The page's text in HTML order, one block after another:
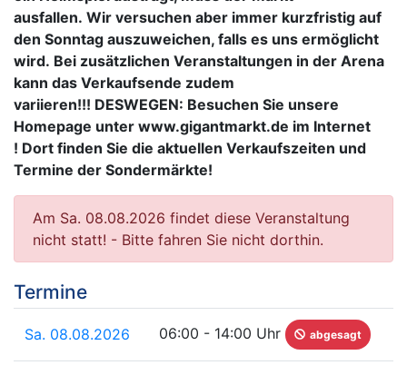
ausfallen. Wir versuchen aber immer kurzfristig auf
den Sonntag auszuweichen, falls es uns ermöglicht
wird. Bei zusätzlichen Veranstaltungen in der Arena
kann das Verkaufsende zudem
variieren!!! DESWEGEN: Besuchen Sie unsere
Homepage unter www.gigantmarkt.de im Internet
! Dort finden Sie die aktuellen Verkaufszeiten und
Termine der Sondermärkte!
Am Sa. 08.08.2026 findet diese Veranstaltung
nicht statt! - Bitte fahren Sie nicht dorthin.
Termine
Sa. 08.08.2026 06:00 - 14:00 Uhr abgesagt